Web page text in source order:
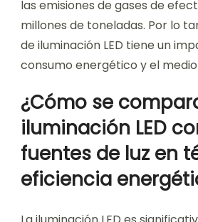
las emisiones de gases de
millones de toneladas. Por lo
de iluminación LED tiene un
consumo energético y el
¿Cómo se
iluminación LED
fuentes de luz en
eficiencia